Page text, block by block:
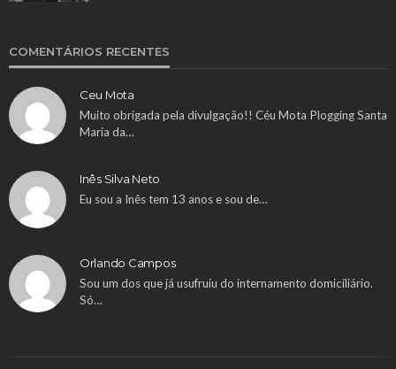
COMENTÁRIOS RECENTES
Ceu Mota
Muito obrigada pela divulgação!! Céu Mota Plogging Santa
Maria da…
Inês Silva Neto
Eu sou a Inês tem 13 anos e sou de…
Orlando Campos
Sou um dos que já usufruiu do internamento domiciliário.
Só…